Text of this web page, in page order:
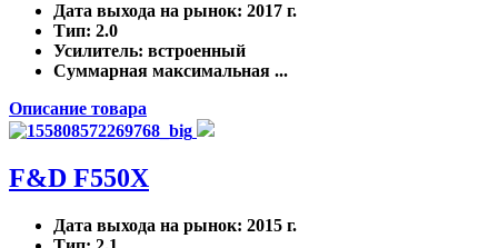
Дата выхода на рынок: 2017 г.
Тип: 2.0
Усилитель: встроенный
Суммарная максимальная ...
Описание товара
F&D F550X
Дата выхода на рынок: 2015 г.